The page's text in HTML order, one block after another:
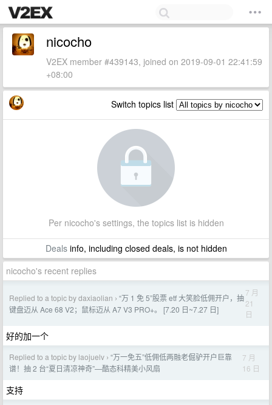
nicocho
V2EX member #439143, joined on 2019-09-01 22:41:59
+08:00
Switch topics list
Per nicocho's settings, the topics list is hidden
Dealsinfo, including closed deals, is not hidden
nicocho's recent replies
Replied to a topic by daxiaolian › “万 1 免 5”股票 etf 大笑脸低佣开户，抽
键盘迈从 Ace 68 V2；鼠标迈从 A7 V3 PRO+。 [7.20 日~7.27 日]
7 月
21
日
好的加一个
Replied to a topic by laojuelv › “万一免五”低佣低两融老倔驴开户巨靠
谱！抽 2 台“夏日清凉神奇”—酷态科精美小风扇
7 月
16 日
支持